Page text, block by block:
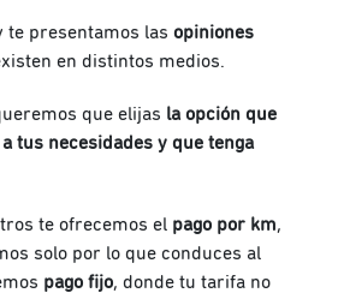
te presentamos lasopiniones
en distintos medios.
que elijas la opción que
tus necesidades y que tenga
te ofrecemos el pago por km,
solo por lo que conduces al
pago fijo, donde tu tarifa no